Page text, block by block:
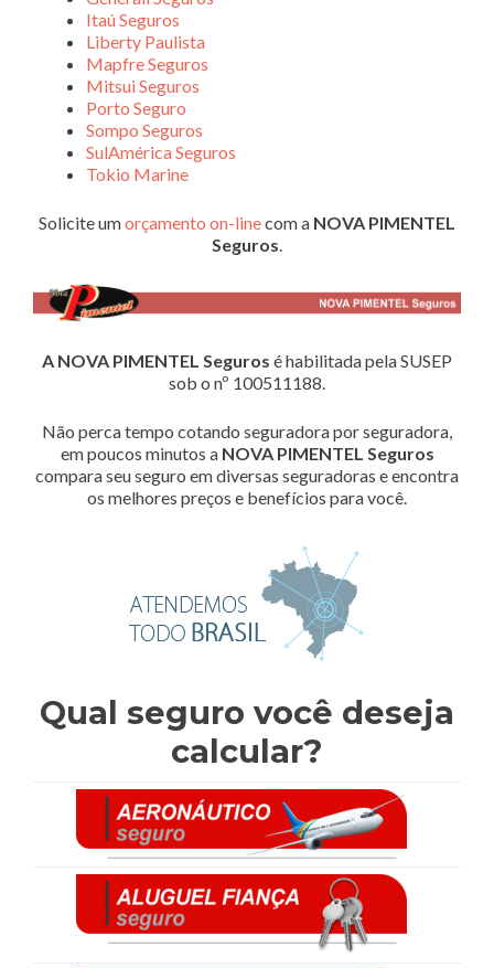
Itaú Seguros
Liberty Paulista
Mapfre Seguros
Mitsui Seguros
Porto Seguro
Sompo Seguros
SulAmérica Seguros
Tokio Marine
Solicite umorçamento on-linecom a NOVA PIMENTEL
Seguros.
A NOVA PIMENTEL Seguros é habilitada pela SUSEP
sob o nº 100511188.
Não perca tempo cotando seguradora por seguradora,
em poucos minutos a NOVA PIMENTEL Seguros
compara seu seguro em diversas seguradoras e encontra
os melhores preços e benefícios para você.
Qual seguro você deseja
calcular?